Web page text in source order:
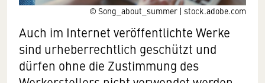
© Song_about_summer | stock.adobe.com
Auch im Internet veröffentlichte Werke
sind urheberrechtlich geschützt und
dürfen ohne die Zustimmung des